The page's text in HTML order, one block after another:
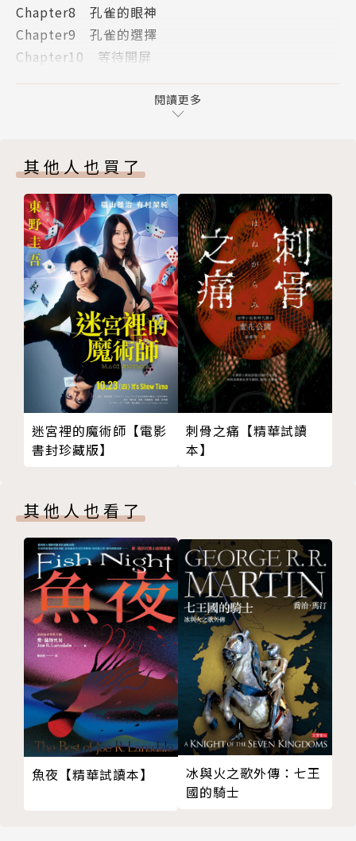
男主角經歷了這兩段感情後心中確有著無限的愧疚與遺
憾，直到另一個女主角出現，一個同樣選擇孔雀的女生
「李珊藍」，兩個同樣選擇孔雀的人，有著相似的地
選擇老虎（代表自尊）的勇氣，讓他的心中不再有愧
故事的最後男主角雖然想帶著孔雀離開森林，但孔雀卻
不想成為男主角開屏的阻礙而離開，但他們都知道會有
重逢的一天。
事件過後，看見蔡智恆對感情的態度。
生命中有太多的巧合，而心理測驗只是？這些巧合一些
合理的解釋，但不全然是標準答案。請相信心中愛情的
聲音，請相信心中對自己的看法。
作者簡介
網路上的暱稱是痞子蔡。
1969年出生於台灣嘉義縣，成功大學水利工程博士。
1998年在網路發表第一部小說《第一次的親密接
觸》，造成全球華文地區的痞子蔡熱潮，從此被譽為
「漢語網路文學旗手」、「華人網路小說家第一人」。
Blog網址：jht.pixnet.net
Chapter8 孔雀的眼神
Chapter9 孔雀的選擇
Chapter10 等待開屏
閱讀更多
其他人也買了
迷宮裡的魔術師【電影
書封珍藏版】
刺骨之痛【精華試讀
本】
其他人也看了
魚夜【精華試讀本】
冰與火之歌外傳：七王
國的騎士